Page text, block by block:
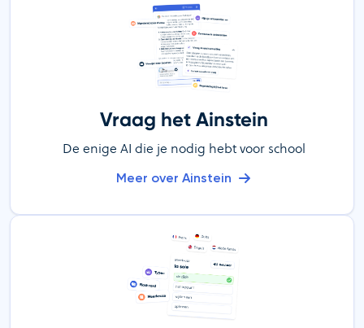
Vraag het Ainstein
De enige AI die je nodig hebt voor school
Meer over Ainstein